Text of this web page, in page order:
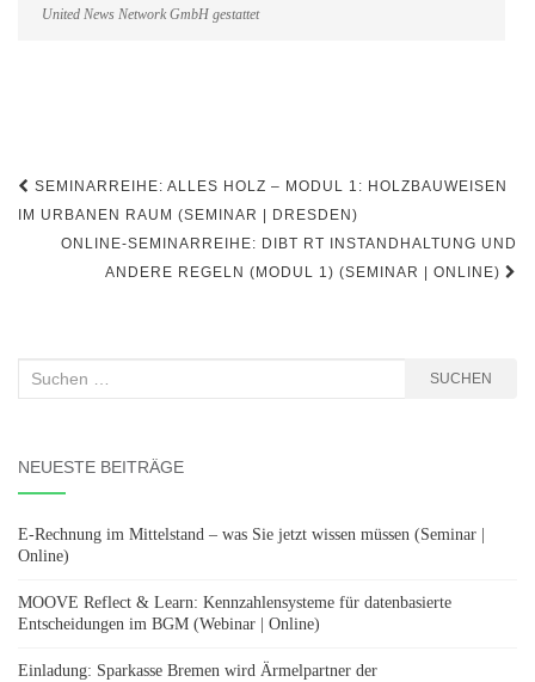
United News Network GmbH gestattet
Beitragsnavigation
SEMINARREIHE: ALLES HOLZ – MODUL 1: HOLZBAUWEISEN
IM URBANEN RAUM (SEMINAR | DRESDEN)
ONLINE-SEMINARREIHE: DIBT RT INSTANDHALTUNG UND
ANDERE REGELN (MODUL 1) (SEMINAR | ONLINE)
Suchen
SUCHEN
NEUESTE BEITRÄGE
E-Rechnung im Mittelstand – was Sie jetzt wissen müssen (Seminar |
Online)
MOOVE Reflect & Learn: Kennzahlensysteme für datenbasierte
Entscheidungen im BGM (Webinar | Online)
Einladung: Sparkasse Bremen wird Ärmelpartner der